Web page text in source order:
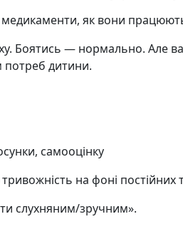
як вони працюють
Боятись — нормально. Але
потреб дитини.
самооцінку
на фоні постійних
слухняним/зручним».